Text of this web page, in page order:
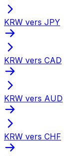
KRW vers JPY
KRW vers CAD
KRW vers AUD
KRW vers CHF